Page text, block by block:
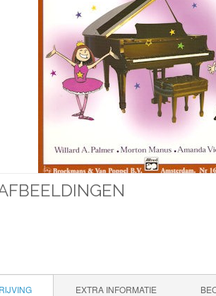
EXTRA INFORMATIE